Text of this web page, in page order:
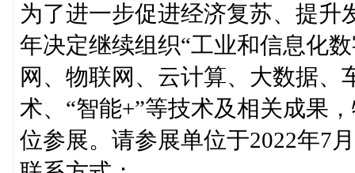
为了进一步促进经济复苏、提升
年决定继续组织“工业和信息化
网、物联网、云计算、大数据、
术、“智能+”等技术及相关成果
位参展。请参展单位于2022年7